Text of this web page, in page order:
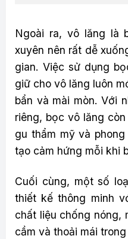
Ngoài ra, vô lăng là
xuyên nên rất dễ
gian. Việc sử dụng
giữ cho vô lăng luôn
bẩn và mài mòn. Với
riêng, bọc vô lăng
gu thẩm mỹ và
tạo cảm hứng mỗi khi
Cuối cùng, một số
thiết kế thông minh
chất liệu chống nóng,
cầm và thoải mái